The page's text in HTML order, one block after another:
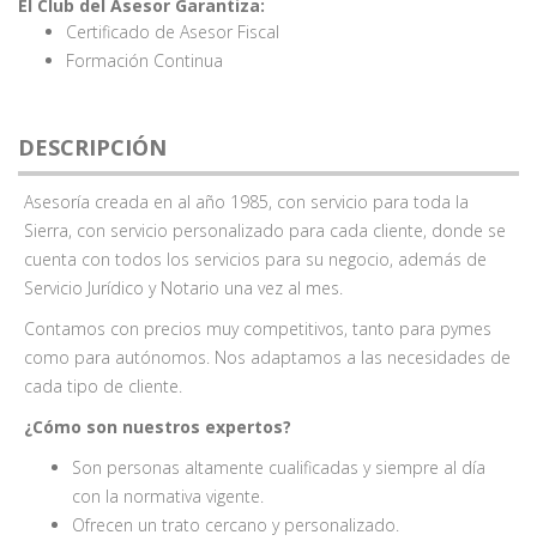
El Club del Asesor Garantiza:
Certificado de Asesor Fiscal
Formación Continua
DESCRIPCIÓN
Asesoría creada en al año 1985, con servicio para toda la
Sierra, con servicio personalizado para cada cliente, donde se
cuenta con todos los servicios para su negocio, además de
Servicio Jurídico y Notario una vez al mes.
Contamos con precios muy competitivos, tanto para pymes
como para autónomos. Nos adaptamos a las necesidades de
cada tipo de cliente.
¿Cómo son nuestros expertos?
Son personas altamente cualificadas y siempre al día
con la normativa vigente.
Ofrecen un trato cercano y personalizado.